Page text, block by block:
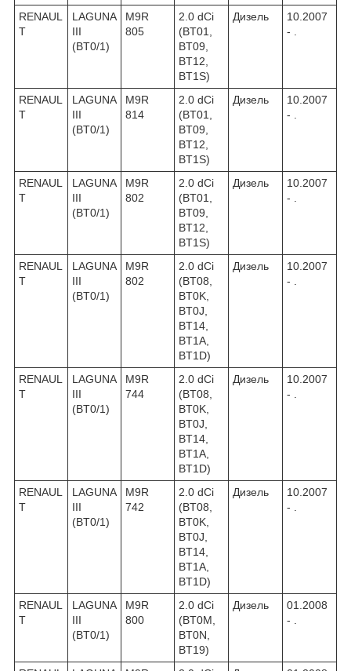
RENAUL
T
LAGUNA
III
(BT0/1)
M9R
805
2.0 dCi
(BT01,
BT09,
BT12,
BT1S)
Дизель
10.2007
- .
RENAUL
T
LAGUNA
III
(BT0/1)
M9R
814
2.0 dCi
(BT01,
BT09,
BT12,
BT1S)
Дизель
10.2007
- .
RENAUL
T
LAGUNA
III
(BT0/1)
M9R
802
2.0 dCi
(BT01,
BT09,
BT12,
BT1S)
Дизель
10.2007
- .
RENAUL
T
LAGUNA
III
(BT0/1)
M9R
802
2.0 dCi
(BT08,
BT0K,
BT0J,
BT14,
BT1A,
BT1D)
Дизель
10.2007
- .
RENAUL
T
LAGUNA
III
(BT0/1)
M9R
744
2.0 dCi
(BT08,
BT0K,
BT0J,
BT14,
BT1A,
BT1D)
Дизель
10.2007
- .
RENAUL
T
LAGUNA
III
(BT0/1)
M9R
742
2.0 dCi
(BT08,
BT0K,
BT0J,
BT14,
BT1A,
BT1D)
Дизель
10.2007
- .
RENAUL
T
LAGUNA
III
(BT0/1)
M9R
800
2.0 dCi
(BT0M,
BT0N,
BT19)
Дизель
01.2008
- .